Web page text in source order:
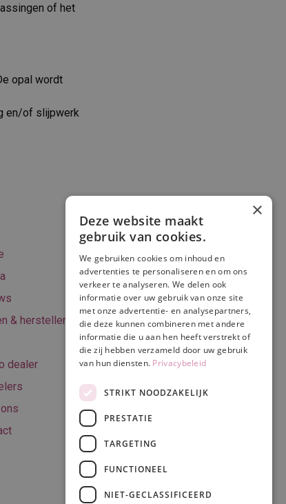
of het
opal wordt
en/of slijpwerk
& herstellen
dealer
Verzenden en
betalen
Online betalen
Retourneren
Algemene
voorwaarden
Privacy & Cookie
policy
Disclaimer
×
Deze website maakt
gebruik van cookies.
We gebruiken cookies om inhoud en
advertenties te personaliseren en om ons
verkeer te analyseren. We delen ook
informatie over uw gebruik van onze site
met onze advertentie- en analysepartners,
die deze kunnen combineren met andere
informatie die u aan hen heeft verstrekt of
die zij hebben verzameld door uw gebruik
van hun diensten. Privacybeleid
STRIKT NOODZAKELIJK
PRESTATIE
TARGETING
FUNCTIONEEL
NIET-GECLASSIFICEERD